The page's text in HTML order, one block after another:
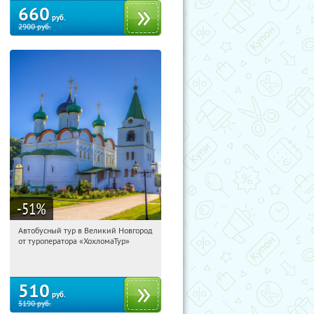
660 руб.
2900руб.
-51%
20:19:15 Купили:2
Автобусный тур в Великий Новгород
от туроператора «ХохломаТур»
510 руб.
5190руб.